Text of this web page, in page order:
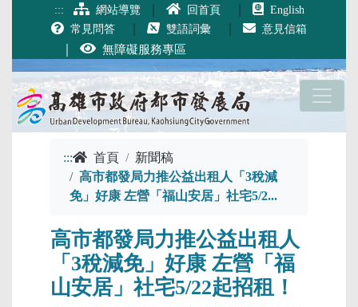
跳到主要內容
::: 網站導覽 回首頁
English
常見問答
雙語詞彙 意見信箱
無障礙服務專區
::: 首頁
新聞稿
高市都發局力推公益出租人「3稅減
免」好康 左營「福山安居」社宅5/2...
高市都發局力推公益出租人
「3稅減免」好康 左營「福
山安居」社宅5/22起招租！